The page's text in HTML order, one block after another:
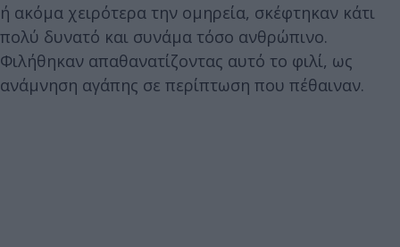
ή ακόμα χειρότερα την ομηρεία, σκέφτηκαν κάτι
πολύ δυνατό και συνάμα τόσο ανθρώπινο.
Φιλήθηκαν απαθανατίζοντας αυτό το φιλί, ως
ανάμνηση αγάπης σε περίπτωση που πέθαιναν.